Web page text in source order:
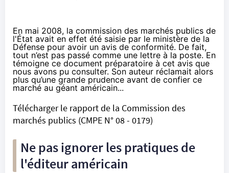
En mai 2008, la commission des marchés publics de
l'État avait en effet été saisie par le ministère de la
Défense pour avoir un avis de conformité. De fait,
tout n’est pas passé comme une lettre à la poste. En
témoigne ce document préparatoire à cet avis que
nous avons pu consulter. Son auteur réclamait alors
plus qu’une grande prudence avant de confier ce
marché au géant américain...
Télécharger le rapport de la Commission des
marchés publics (CMPE N° 08 - 0179)
Ne pas ignorer les pratiques de
l'éditeur américain